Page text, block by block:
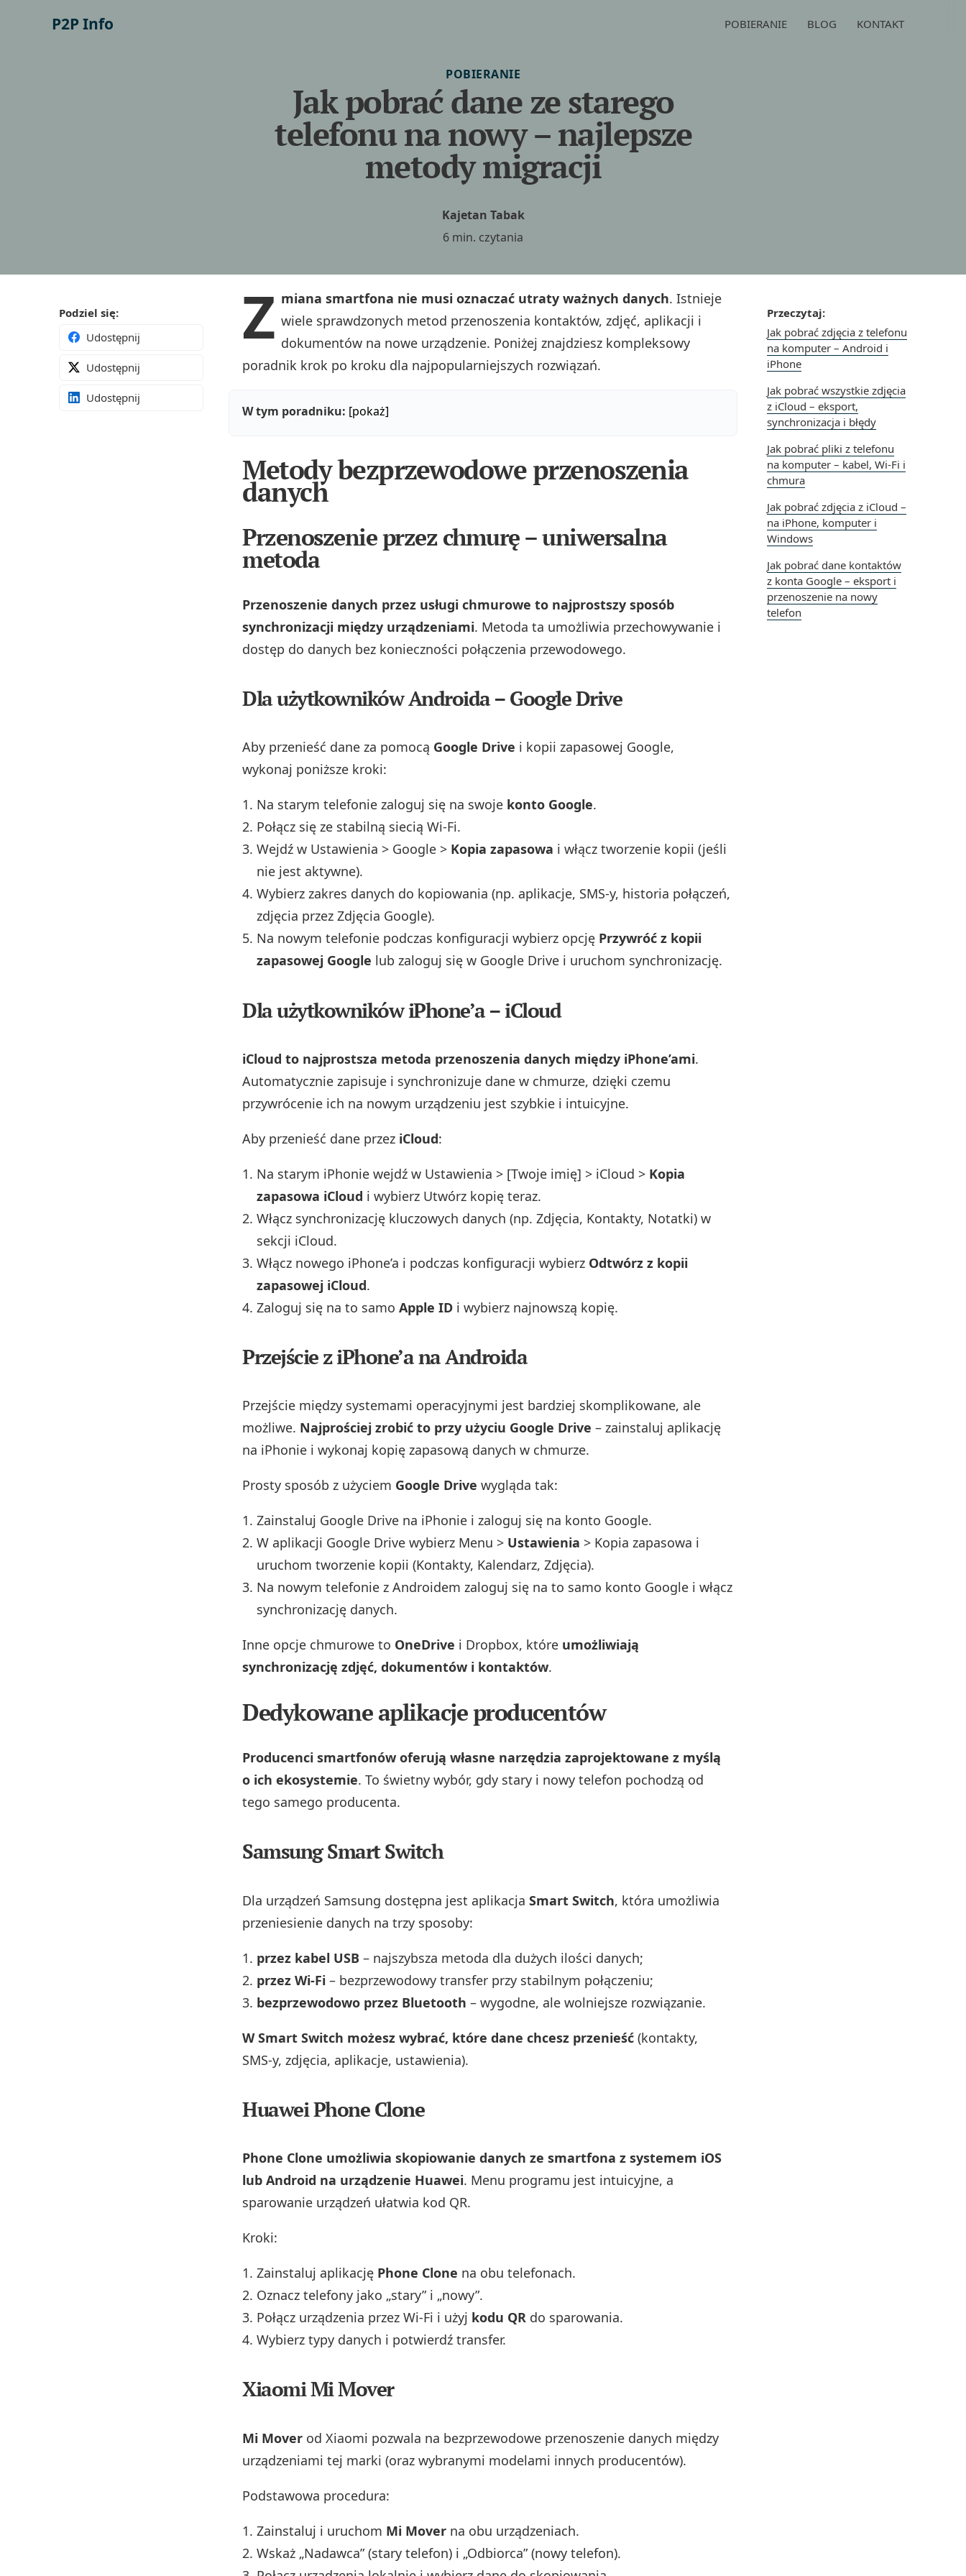
P2P Info POBIERANIE BLOG KONTAKT
POBIERANIE
Jak pobrać dane ze starego
telefonu na nowy – najlepsze
metody migracji
Kajetan Tabak
6 min. czytania
Przeczytaj:
Jak pobrać zdjęcia z telefonu
na komputer – Android i
iPhone
Jak pobrać wszystkie zdjęcia
z iCloud – eksport,
synchronizacja i błędy
Jak pobrać pliki z telefonu
na komputer – kabel, Wi‑Fi i
chmura
Jak pobrać zdjęcia z iCloud –
na iPhone, komputer i
Windows
Jak pobrać dane kontaktów
z konta Google – eksport i
przenoszenie na nowy
telefon
Podziel się:
Udostępnij
Udostępnij
Udostępnij
Z miana smartfona nie musi oznaczać utraty ważnych danych. Istnieje
wiele sprawdzonych metod przenoszenia kontaktów, zdjęć, aplikacji i
dokumentów na nowe urządzenie. Poniżej znajdziesz kompleksowy
poradnik krok po kroku dla najpopularniejszych rozwiązań.
W tym poradniku: [pokaż]
Metody bezprzewodowe przenoszenia
danych
Przenoszenie przez chmurę – uniwersalna
metoda
Przenoszenie danych przez usługi chmurowe to najprostszy sposób
synchronizacji między urządzeniami. Metoda ta umożliwia przechowywanie i
dostęp do danych bez konieczności połączenia przewodowego.
Dla użytkowników Androida – Google Drive
Aby przenieść dane za pomocą Google Drive i kopii zapasowej Google,
wykonaj poniższe kroki:
Na starym telefonie zaloguj się na swoje konto Google.
Połącz się ze stabilną siecią Wi‑Fi.
Wejdź w Ustawienia > Google > Kopia zapasowa i włącz tworzenie kopii (jeśli
nie jest aktywne).
Wybierz zakres danych do kopiowania (np. aplikacje, SMS-y, historia połączeń,
zdjęcia przez Zdjęcia Google).
Na nowym telefonie podczas konfiguracji wybierz opcję Przywróć z kopii
zapasowej Google lub zaloguj się w Google Drive i uruchom synchronizację.
Dla użytkowników iPhone’a – iCloud
iCloud to najprostsza metoda przenoszenia danych między iPhone’ami.
Automatycznie zapisuje i synchronizuje dane w chmurze, dzięki czemu
przywrócenie ich na nowym urządzeniu jest szybkie i intuicyjne.
Aby przenieść dane przez iCloud:
Na starym iPhonie wejdź w Ustawienia > [Twoje imię] > iCloud > Kopia
zapasowa iCloud i wybierz Utwórz kopię teraz.
Włącz synchronizację kluczowych danych (np. Zdjęcia, Kontakty, Notatki) w
sekcji iCloud.
Włącz nowego iPhone’a i podczas konfiguracji wybierz Odtwórz z kopii
zapasowej iCloud.
Zaloguj się na to samo Apple ID i wybierz najnowszą kopię.
Przejście z iPhone’a na Androida
Przejście między systemami operacyjnymi jest bardziej skomplikowane, ale
możliwe. Najprościej zrobić to przy użyciu Google Drive – zainstaluj aplikację
na iPhonie i wykonaj kopię zapasową danych w chmurze.
Prosty sposób z użyciem Google Drive wygląda tak:
Zainstaluj Google Drive na iPhonie i zaloguj się na konto Google.
W aplikacji Google Drive wybierz Menu > Ustawienia > Kopia zapasowa i
uruchom tworzenie kopii (Kontakty, Kalendarz, Zdjęcia).
Na nowym telefonie z Androidem zaloguj się na to samo konto Google i włącz
synchronizację danych.
Inne opcje chmurowe to OneDrive i Dropbox, które umożliwiają
synchronizację zdjęć, dokumentów i kontaktów.
Dedykowane aplikacje producentów
Producenci smartfonów oferują własne narzędzia zaprojektowane z myślą
o ich ekosystemie. To świetny wybór, gdy stary i nowy telefon pochodzą od
tego samego producenta.
Samsung Smart Switch
Dla urządzeń Samsung dostępna jest aplikacja Smart Switch, która umożliwia
przeniesienie danych na trzy sposoby:
przez kabel USB – najszybsza metoda dla dużych ilości danych;
przez Wi‑Fi – bezprzewodowy transfer przy stabilnym połączeniu;
bezprzewodowo przez Bluetooth – wygodne, ale wolniejsze rozwiązanie.
W Smart Switch możesz wybrać, które dane chcesz przenieść (kontakty,
SMS-y, zdjęcia, aplikacje, ustawienia).
Huawei Phone Clone
Phone Clone umożliwia skopiowanie danych ze smartfona z systemem iOS
lub Android na urządzenie Huawei. Menu programu jest intuicyjne, a
sparowanie urządzeń ułatwia kod QR.
Kroki:
Zainstaluj aplikację Phone Clone na obu telefonach.
Oznacz telefony jako „stary” i „nowy”.
Połącz urządzenia przez Wi‑Fi i użyj kodu QR do sparowania.
Wybierz typy danych i potwierdź transfer.
Xiaomi Mi Mover
Mi Mover od Xiaomi pozwala na bezprzewodowe przenoszenie danych między
urządzeniami tej marki (oraz wybranymi modelami innych producentów).
Podstawowa procedura:
Zainstaluj i uruchom Mi Mover na obu urządzeniach.
Wskaż „Nadawca” (stary telefon) i „Odbiorca” (nowy telefon).